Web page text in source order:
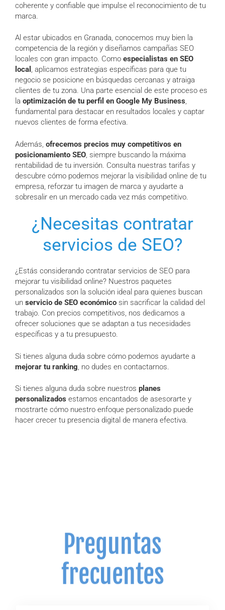
coherente y confiable que impulse el reconocimiento de tu
marca.
Al estar ubicados en Granada, conocemos muy bien la
competencia de la región y diseñamos campañas SEO
locales con gran impacto. Como especialistas en SEO
local , aplicamos estrategias específicas para que tu
negocio se posicione en búsquedas cercanas y atraiga
clientes de tu zona. Una parte esencial de este proceso es
la optimización de tu perfil en Google My Business,
fundamental para destacar en resultados locales y captar
nuevos clientes de forma efectiva.
Además, ofrecemos precios muy competitivos en
posicionamiento SEO, siempre buscando la máxima
rentabilidad de tu inversión. Consulta nuestras tarifas y
descubre cómo podemos mejorar la visibilidad online de tu
empresa, reforzar tu imagen de marca y ayudarte a
sobresalir en un mercado cada vez más competitivo.
¿Necesitas contratar
servicios de SEO?
¿Estás considerando contratar servicios de SEO para
mejorar tu visibilidad online? Nuestros paquetes
personalizados son la solución ideal para quienes buscan
un servicio de SEO económico sin sacrificar la calidad del
trabajo. Con precios competitivos, nos dedicamos a
ofrecer soluciones que se adaptan a tus necesidades
específicas y a tu presupuesto.
Si tienes alguna duda sobre cómo podemos ayudarte a
mejorar tu ranking, no dudes en contactarnos.
Si tienes alguna duda sobre nuestros planes
personalizados estamos encantados de asesorarte y
mostrarte cómo nuestro enfoque personalizado puede
hacer crecer tu presencia digital de manera efectiva.
Preguntas
frecuentes